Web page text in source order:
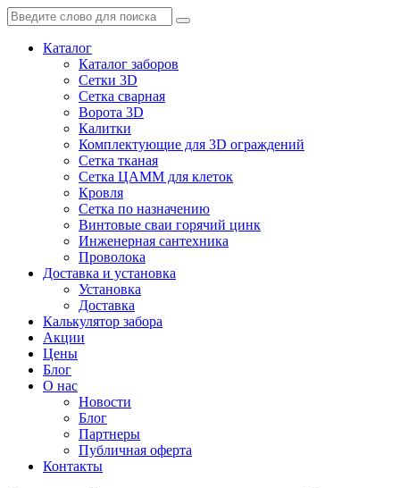
Каталог
Каталог заборов
Сетки 3D
Сетка сварная
Ворота 3D
Калитки
Комплектующие для 3D ограждений
Сетка тканая
Сетка ЦАММ для клеток
Кровля
Сетка по назначению
Винтовые сваи горячий цинк
Инженерная сантехника
Проволока
Доставка и установка
Установка
Доставка
Калькулятор забора
Акции
Цены
Блог
О нас
Новости
Блог
Партнеры
Публичная оферта
Контакты